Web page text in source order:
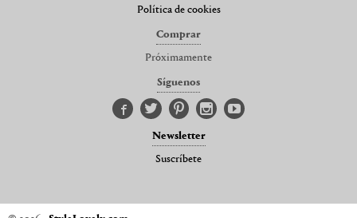
Política de cookies
Comprar
Próximamente
Síguenos
Newsletter
Suscríbete